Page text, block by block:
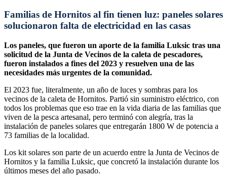
Familias de Hornitos al fin tienen luz: paneles solares
solucionaron falta de electricidad en las casas
Los paneles, que fueron un aporte de la familia Luksic tras una
solicitud de la Junta de Vecinos de la caleta de pescadores,
fueron instalados a fines del 2023 y resuelven una de las
necesidades más urgentes de la comunidad.
El 2023 fue, literalmente, un año de luces y sombras para los
vecinos de la caleta de Hornitos. Partió sin suministro eléctrico, con
todos los problemas que eso trae en la vida diaria de las familias que
viven de la pesca artesanal, pero terminó con alegría, tras la
instalación de paneles solares que entregarán 1800 W de potencia a
73 familias de la localidad.
Los kit solares son parte de un acuerdo entre la Junta de Vecinos de
Hornitos y la familia Luksic, que concretó la instalación durante los
últimos meses del año pasado.